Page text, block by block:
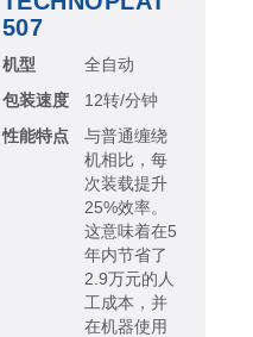
507
机型
全自动
包装速度
12转/分钟
性能特点
与普通缠绕
机相比，每
次装载提升
25%效率。
这意味着在5
年内节省了
2.9万元的人
工成本，并
在机器使用